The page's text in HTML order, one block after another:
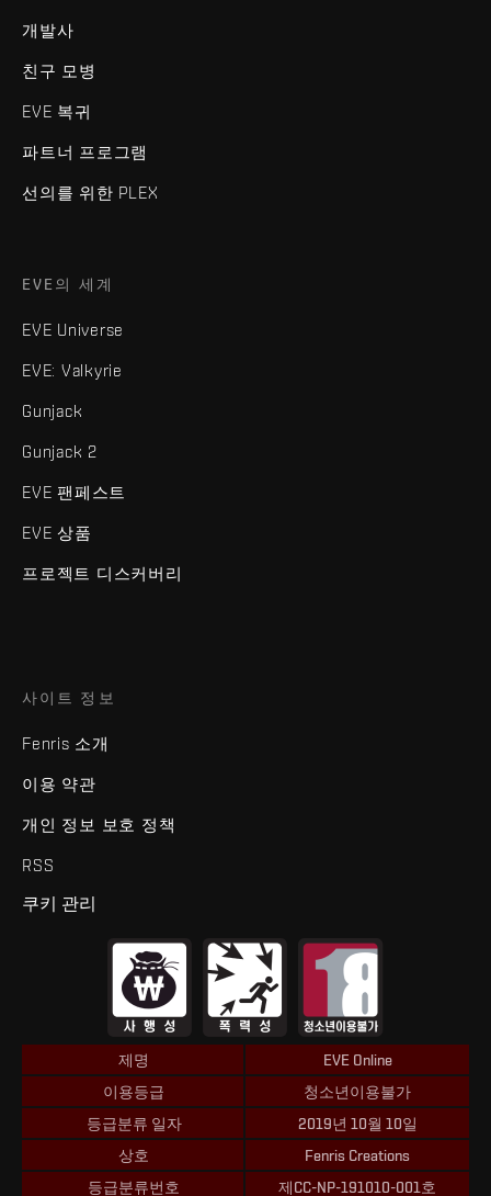
개발사
친구 모병
EVE 복귀
파트너 프로그램
선의를 위한 PLEX
EVE의 세계
EVE Universe
EVE: Valkyrie
Gunjack
Gunjack 2
EVE 팬페스트
EVE 상품
프로젝트 디스커버리
사이트 정보
Fenris 소개
이용 약관
개인 정보 보호 정책
RSS
쿠키 관리
제명
EVE Online
이용등급
청소년이용불가
등급분류 일자
2019년 10월 10일
상호
Fenris Creations
등급분류번호
제CC-NP-191010-001호